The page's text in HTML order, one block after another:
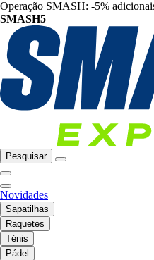
Operação SMASH: -5%
SMASH5
Pesquisar
Novidades
Sapatilhas
Raquetes
Ténis
Pádel